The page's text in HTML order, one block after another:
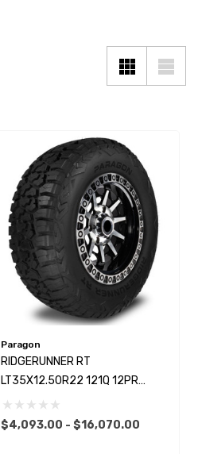
Paragon
RIDGERUNNER RT
LT35X12.50R22 121Q 12PR
Paragon
$4,093.00 - $16,070.00